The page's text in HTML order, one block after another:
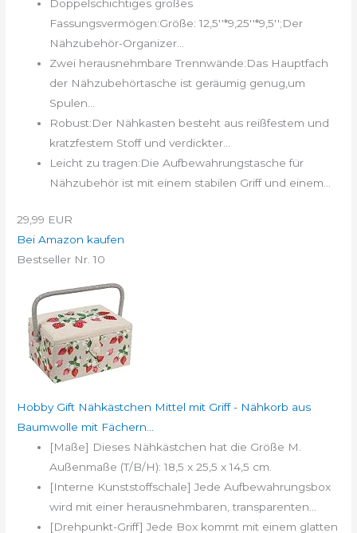
Doppelschichtiges großes
Fassungsvermögen:Größe: 12,5''*9,25''*9,5'';Der
Nähzubehör-Organizer...
Zwei herausnehmbare Trennwände:Das Hauptfach
der Nähzubehörtasche ist geräumig genug,um
Spulen...
Robust:Der Nähkasten besteht aus reißfestem und
kratzfestem Stoff und verdickter...
Leicht zu tragen:Die Aufbewahrungstasche für
Nähzubehör ist mit einem stabilen Griff und einem...
29,99 EUR
Bei Amazon kaufen
Bestseller Nr. 10
Hobby Gift Nähkästchen Mittel mit Griff - Nähkorb aus
Baumwolle mit Fächern...
[Maße] Dieses Nähkästchen hat die Größe M.
Außenmaße (T/B/H): 18,5 x 25,5 x 14,5 cm.
[Interne Kunststoffschale] Jede Aufbewahrungsbox
wird mit einer herausnehmbaren, transparenten...
[Drehpunkt-Griff] Jede Box kommt mit einem glatten